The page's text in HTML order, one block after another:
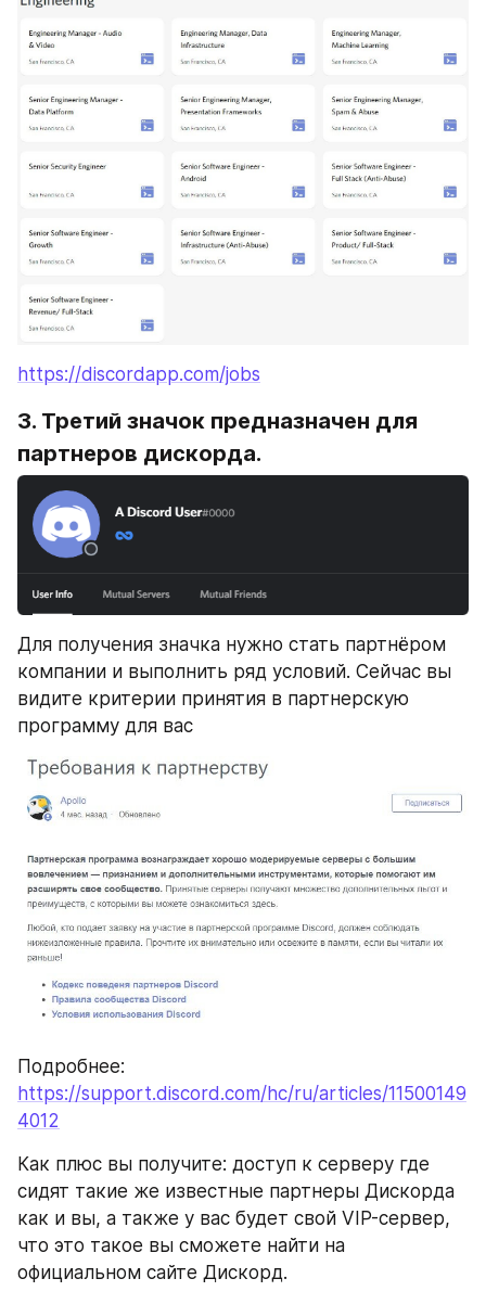
https://discordapp.com/jobs
3. Третий значок предназначен для
партнеров дискорда.
Для получения значка нужно стать партнёром
компании и выполнить ряд условий. Сейчас вы
видите критерии принятия в партнерскую
программу для вас
https://support.discord.com/hc/ru/articles/11500149
4012
Как плюс вы получите: доступ к серверу где
сидят такие же известные партнеры Дискорда
как и вы, а также у вас будет свой VIP-сервер,
что это такое вы сможете найти на
официальном сайте Дискорд.